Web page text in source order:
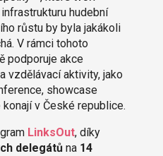
hudební
růstu by byla jakákoli
V rámci tohoto
podporuje akce
vzdělávací aktivity, jako
showcase
v České republice.
LinksOut, díky
delegátůna 14